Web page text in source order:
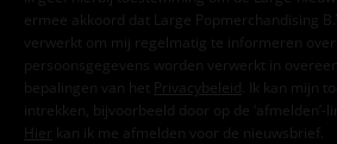
ermee akkoord dat Large Popmerchandising
verwerkt om mij regelmatig te informeren
persoonsgegevens worden verwerkt in
bepalingen van het
Privacybeleid . Ik kan mijn
intrekken, bijvoorbeeld door op de ‘afmelden’-
Hier kan ik me afmelden voor de nieuwsbrief.